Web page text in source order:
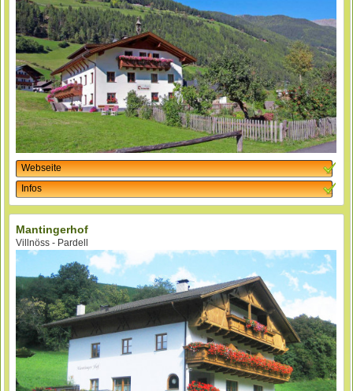
Webseite
Infos
Mantingerhof
Villnöss - Pardell